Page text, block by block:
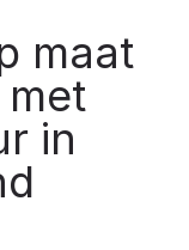
maat
in